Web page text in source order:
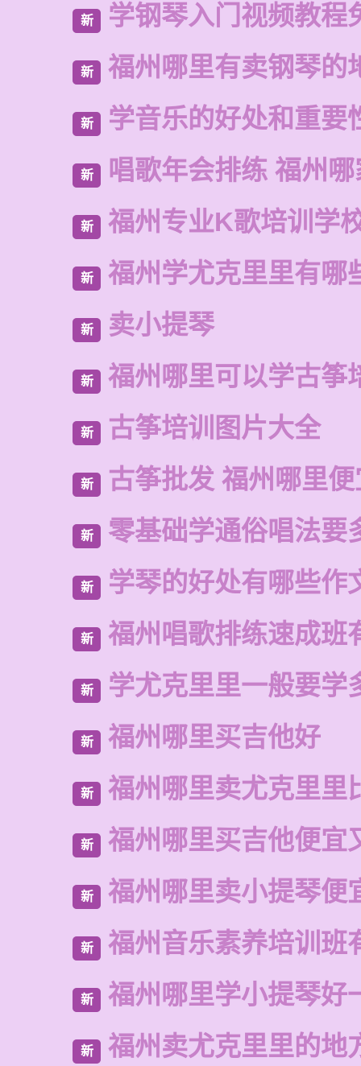
新 学钢琴入门视频教程
新 福州哪里有卖钢琴的
新 学音乐的好处和重要
新 唱歌年会排练 福州
新 福州专业K歌培训学
新 福州学尤克里里有哪
新 卖小提琴
新 福州哪里可以学古筝
新 古筝培训图片大全
新 古筝批发 福州哪里
新 零基础学通俗唱法要
新 学琴的好处有哪些作
新 福州唱歌排练速成班
新 学尤克里里一般要学
新 福州哪里买吉他好
新 福州哪里卖尤克里里
新 福州哪里买吉他便宜
新 福州哪里卖小提琴便
新 福州音乐素养培训班
新 福州哪里学小提琴好
新 福州卖尤克里里的地